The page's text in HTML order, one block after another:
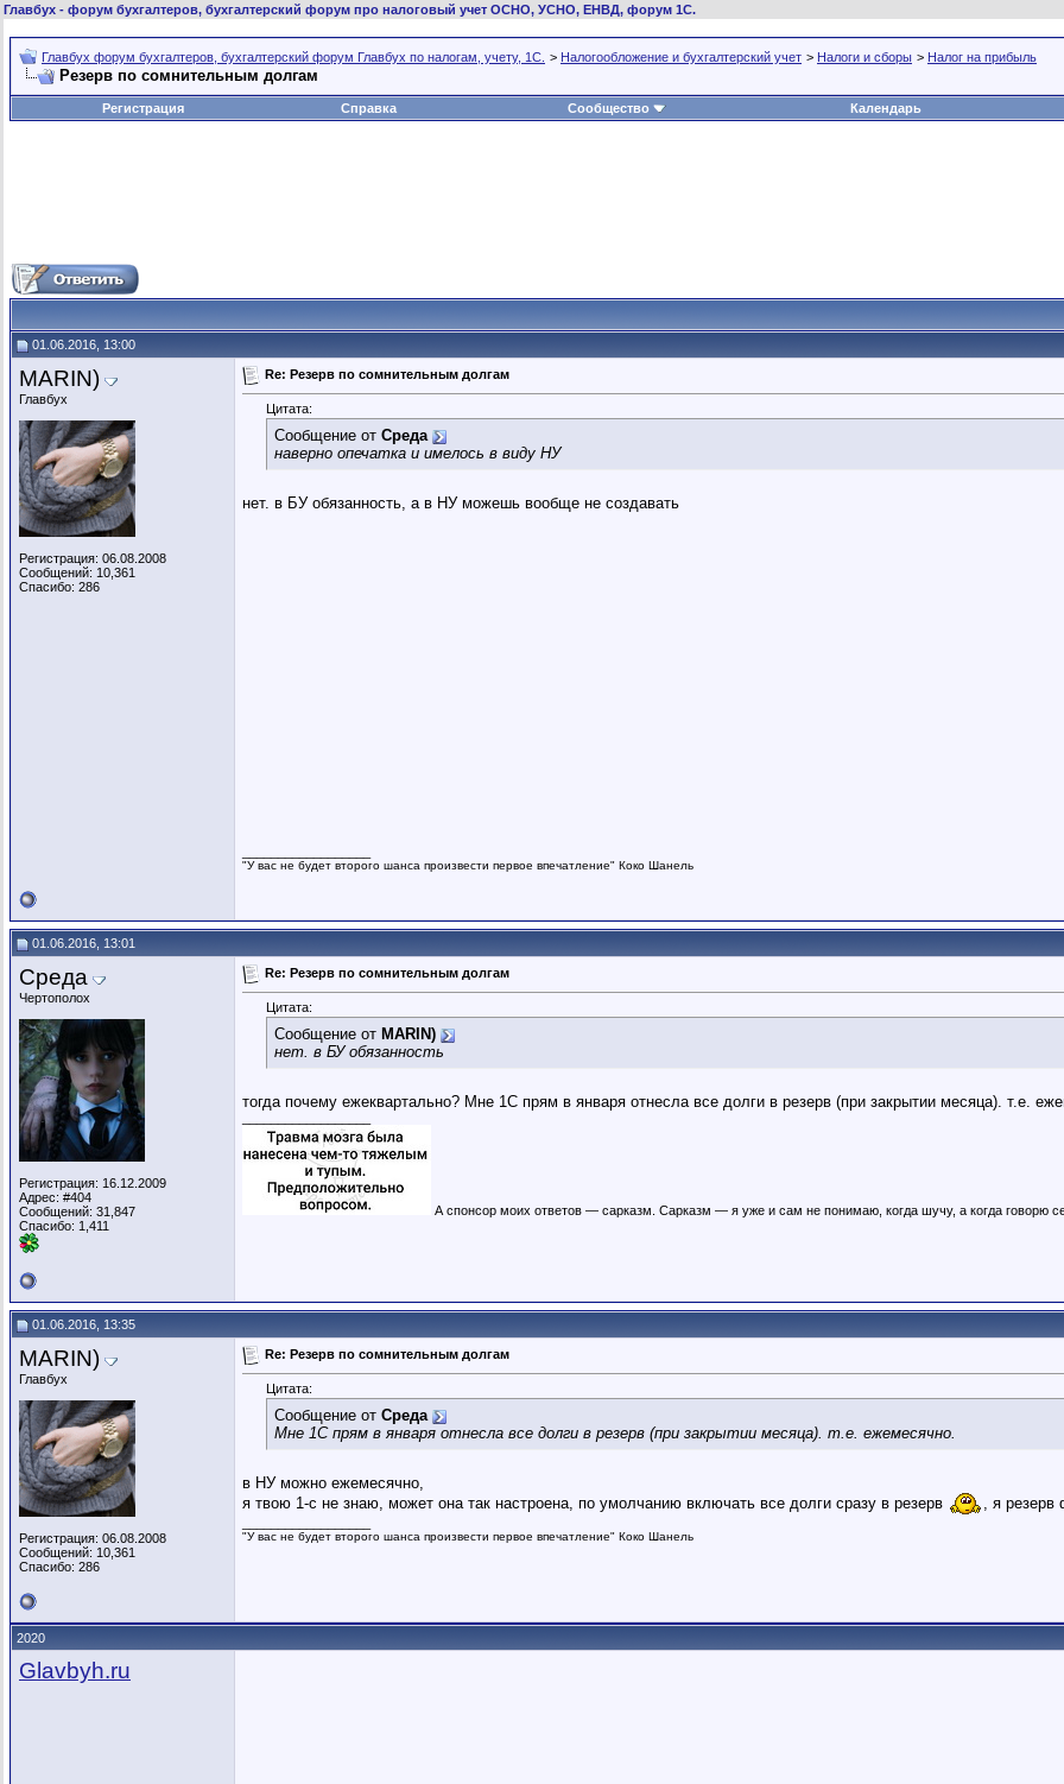
Главбух - форум бухгалтеров, бухгалтерский форум про налоговый учет ОСНО, УСНО, ЕНВД, форум 1С.
Главбух форум бухгалтеров, бухгалтерский форум Главбух по налогам, учету, 1С. > Налогообложение и бухгалтерский учет > Налоги и сборы > Налог на прибыль
Резерв по сомнительным долгам
Регистрация Справка Сообщество Календарь
01.06.2016, 13:00
MARIN)
Главбух
Регистрация: 06.08.2008
Сообщений: 10,361
Спасибо: 286
Re: Резерв по сомнительным долгам
Цитата:
Сообщение от Среда
наверно опечатка и имелось в виду НУ
нет. в БУ обязанность, а в НУ можешь вообще не создавать
"У вас не будет второго шанса произвести первое впечатление" Коко Шанель
01.06.2016, 13:01
Среда
Чертополох
Регистрация: 16.12.2009
Адрес: #404
Сообщений: 31,847
Спасибо: 1,411
Re: Резерв по сомнительным долгам
Цитата:
Сообщение от MARIN)
нет. в БУ обязанность
тогда почему ежеквартально? Мне 1С прям в января отнесла все долги в резерв (при закрытии месяца). т.е.
А спонсор моих ответов — сарказм. Сарказм — я уже и сам не понимаю, когда шучу, а когда говорю
01.06.2016, 13:35
MARIN)
Главбух
Регистрация: 06.08.2008
Сообщений: 10,361
Спасибо: 286
Re: Резерв по сомнительным долгам
Цитата:
Сообщение от Среда
Мне 1С прям в января отнесла все долги в резерв (при закрытии месяца). т.е. ежемесячно.
в НУ можно ежемесячно,
я твою 1-с не знаю, может она так настроена, по умолчанию включать все долги сразу в резерв
, я
"У вас не будет второго шанса произвести первое впечатление" Коко Шанель
2020
Glavbyh.ru